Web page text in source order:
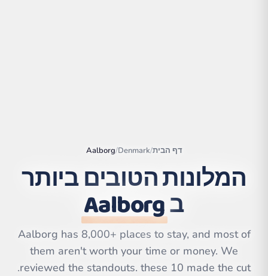
OpenStreetMap
contributors | ©
CARTO
דף הבית/
Denmark
/
Aalborg
המלונות הטובים ביותר
בAalborg
Aalborg has 8,000+ places to stay, and most of
them aren't worth your time or money. We
reviewed the standouts. these 10 made the cut.